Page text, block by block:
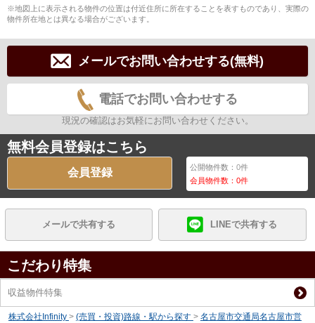
※地図上に表示される物件の位置は付近住所に所在することを表すものであり、実際の
物件所在地とは異なる場合がございます。
メールでお問い合わせする(無料)
電話でお問い合わせする
現況の確認はお気軽にお問い合わせください。
無料会員登録はこちら
会員登録 公開物件数：0件
会員物件数：0件
メールで共有する LINEで共有する
こだわり特集
収益物件特集
株式会社Infinity > (売買・投資)路線・駅から探す > 名古屋市交通局名古屋市営